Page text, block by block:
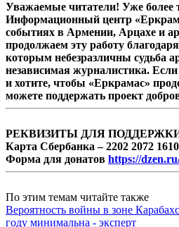
Уважаемые читатели! Уже более
Информационный центр
событиях в Армении, Арцахе и
продолжаем эту работу
которым небезразличны судьба
независимая журналистика.
и хотите, чтобы «Еркрамас»
можете поддержать проект
РЕКВИЗИТЫ ДЛЯ
Карта Сбербанка – 2202 2072
Форма для донатов https://
По этим темам читайте также
Вероятность войны в зоне
году минимальна - эксперт